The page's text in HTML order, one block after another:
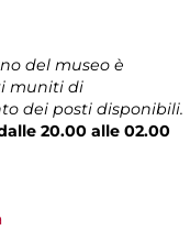
del museo è
muniti di
dei posti disponibili.
20.00 alle 02.00